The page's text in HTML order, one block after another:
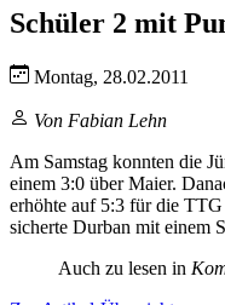
Schüler 2 mit
Montag, 28.02.2011
Von Fabian Lehn
Am Samstag konnten die
einem 3:0 über Maier.
erhöhte auf 5:3 für die
sicherte Durban mit einem
Auch zu lesen in